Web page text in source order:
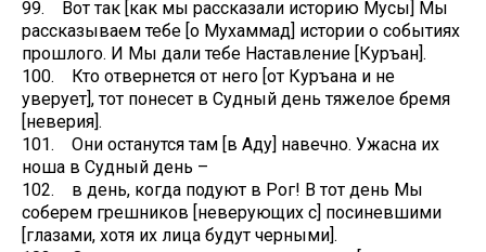
99. Вот так [как мы рассказали историю Мусы] Мы
рассказываем тебе [о Мухаммад] истории о событиях
прошлого. И Мы дали тебе Наставление [Куръан].
100. Кто отвернется от него [от Куръана и не
уверует], тот понесет в Судный день тяжелое бремя
[неверия].
101. Они останутся там [в Аду] навечно. Ужасна их
ноша в Судный день –
102. в день, когда подуют в Рог! В тот день Мы
соберем грешников [неверующих с] посиневшими
[глазами, хотя их лица будут черными].